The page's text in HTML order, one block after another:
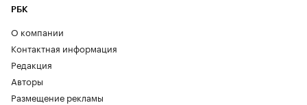
РБК
О компании
Контактная информация
Редакция
Авторы
Размещение рекламы